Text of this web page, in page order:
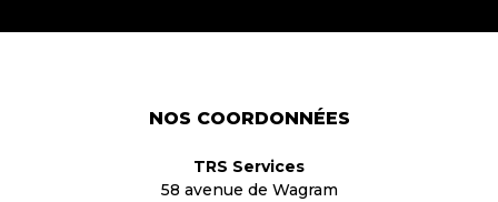
NOS COORDONNÉES
TRS Services
58 avenue de Wagram